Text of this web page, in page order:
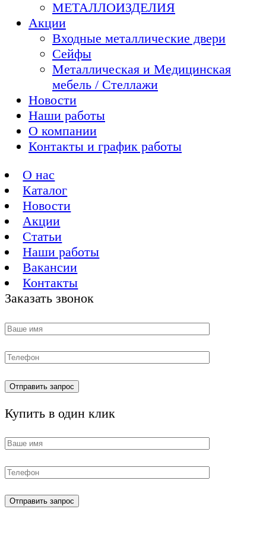
МЕТАЛЛОИЗДЕЛИЯ
Акции
Входные металлические двери
Сейфы
Металлическая и Медицинская
мебель / Стеллажи
Новости
Наши работы
О компании
Контакты и график работы
О нас
Каталог
Новости
Акции
Статьи
Наши работы
Вакансии
Контакты
Заказать звонок
Купить в один клик